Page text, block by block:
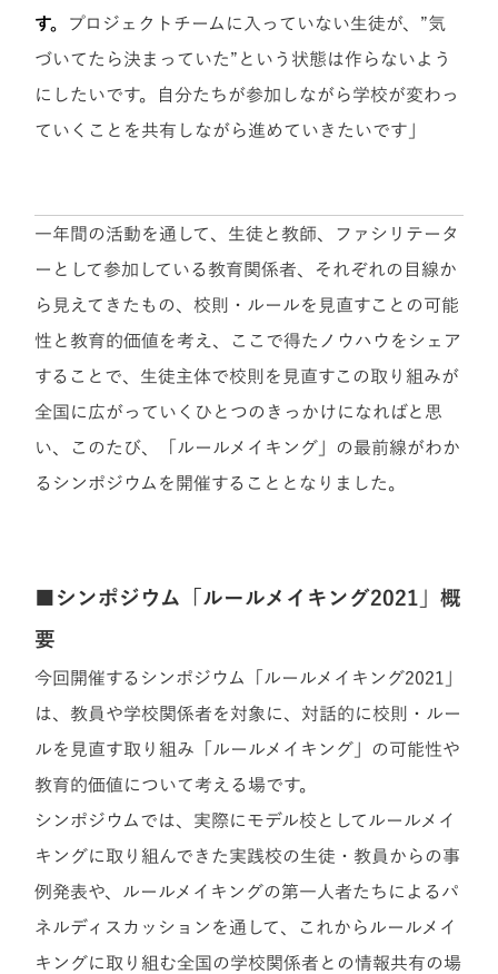
す。
プロジェクトチームに入っていない生徒が、”気
づいてたら決まっていた”という状態は作らないよう
にしたいです。自分たちが参加しながら学校が変わっ
ていくことを共有しながら進めていきたいです」
一年間の活動を通して、生徒と教師、ファシリテータ
ーとして参加している教育関係者、それぞれの目線か
ら見えてきたもの、校則・ルールを見直すことの可能
性と教育的価値を考え、ここで得たノウハウをシェア
することで、生徒主体で校則を見直すこの取り組みが
全国に広がっていくひとつのきっかけになればと思
い、このたび、「ルールメイキング」の最前線がわか
るシンポジウムを開催することとなりました。
■シンポジウム「ルールメイキング2021」概
要
今回開催するシンポジウム「ルールメイキング2021」
は、教員や学校関係者を対象に、 対話的に校則・ルー
ルを見直す取り組み「ルールメイキング」の可能性や
教育的価値について考える場です。
シンポジウムでは、実際にモデル校としてルールメイ
キングに取り組んできた実践校の生徒・教員からの事
例発表や、ルールメイキングの第一人者たちによるパ
ネルディスカッションを通して、これからルールメイ
キングに取り組む全国の学校関係者との情報共有の場